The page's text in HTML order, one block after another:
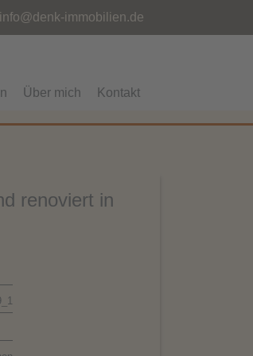
info@denk-immobilien.de
Über mich Kontakt
renoviert in